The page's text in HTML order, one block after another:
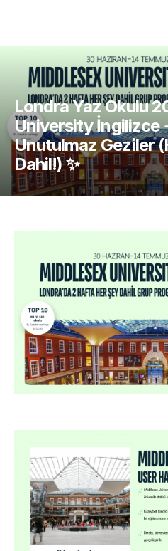
Londra Yaz Okulu
University İngilizce
Unutulmaz Geziler
Dahil!) ✨